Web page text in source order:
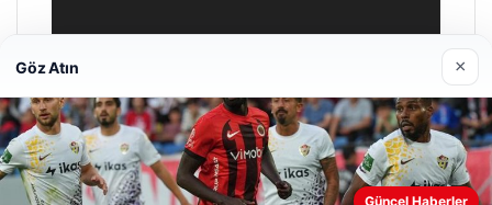
Enes Kaplan Avukatlık Bürosu
28/04/2026
Göz Atın ×
Güncel Haberler